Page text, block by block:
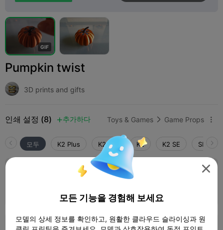
GIF
Pumpkin twist
3D prints and gifts
인쇄 설정 (8)  추가하다 Toys & Games  Game Props 
모두 K2 Plus K2 Pro K2 K2 SE
150%

모든 기능을 경험해 보세요
모델의 상세 정보를 확인하고, 원활한 클라우드 슬라이싱과 원